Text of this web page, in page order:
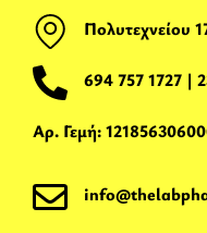
Πολυτεχνείου
694 757 1727 |
Αρ. Γεμή: